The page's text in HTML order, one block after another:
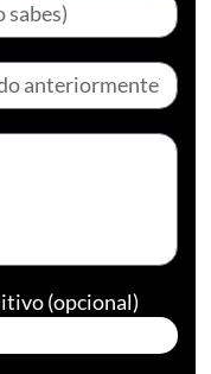
(opcional)